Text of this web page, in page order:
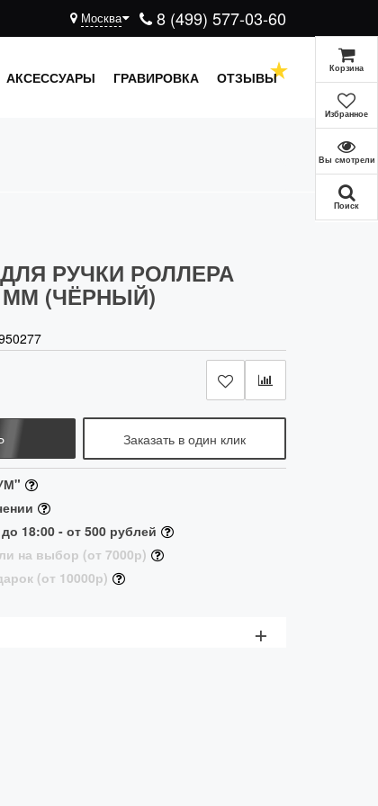
8 (499) 577-03-60
Москва
АКСЕССУАРЫ ГРАВИРОВКА ОТЗЫВЫ
РУЧКИ РОЛЛЕРА
ММ (ЧЁРНЫЙ)
Заказать в один клик
18:00 - от 500 рублей
на выбор (от 7000р)
(от 10000р)
+
Корзина
Избранное
Вы смотрели
Поиск